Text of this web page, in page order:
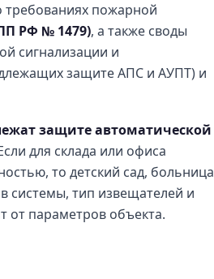
требованиях пожарной
РФ № 1479), а также своды
сигнализации и
защите АПС и АУПТ) и
защите автоматической
для склада или офиса
то детский сад, больница
системы, тип извещателей и
от параметров объекта.